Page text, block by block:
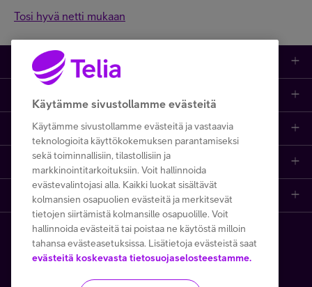
Tosi hyvä netti mukaan
Kauppa
Puhelinliittymät
Mobiililaajakaista
Kodin laajakaista
Prepaid-liittymät
Tarjoukset
iPhone 17
Samsung S26
Viaplay
Asiakastuki netissä
Etsi apua ja ohjeita
Tilauksen peruuttaminen
Opi ja inspiroidu
Nopeustesti (speed test)
Ota yhteyttä
Asiakaspalvelun yhteystiedot
Asioi kirjautuneena
Etsi Telia Kauppa
Telia Finland
Telia yrityksenä
Medialle
Copyright Telia Company 2026 Tietosuoja ja -turva
Käyttöehdot Evästeiden käyttö
Käytämme sivustollamme evästeitä
Käytämme sivustollamme evästeitä ja vastaavia
teknologioita käyttökokemuksen parantamiseksi
sekä toiminnallisiin, tilastollisiin ja
markkinointitarkoituksiin. Voit hallinnoida
evästevalintojasi alla. Kaikki luokat sisältävät
kolmansien osapuolien evästeitä ja merkitsevät
tietojen siirtämistä kolmansille osapuolille. Voit
hallinnoida evästeitä tai poistaa ne käytöstä milloin
tahansa evästeasetuksissa. Lisätietoja evästeistä saat
evästeitä koskevasta tietosuojaselosteestamme.